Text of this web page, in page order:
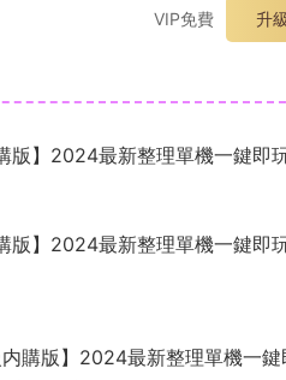
VIP免費 升
】2024最新整理單機一鍵即
】2024最新整理單機一鍵即